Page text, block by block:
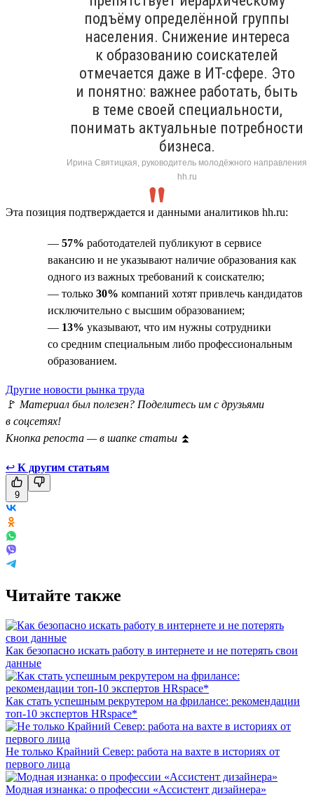
подъёму определённой группы
населения. Снижение интереса
к образованию соискателей
отмечается даже в ИТ-сфере. Это
и понятно: важнее работать, быть
в теме своей специальности,
понимать актуальные потребности
бизнеса.
Ирина Святицкая, руководитель молодёжного направления
hh.ru
Эта позиция подтверждается и данными аналитиков hh.ru:
— 57% работодателей публикуют в сервисе
вакансию и не указывают наличие образования как
одного из важных требований к соискателю;
— только 30% компаний хотят привлечь кандидатов
исключительно с высшим образованием;
— 13% указывают, что им нужны сотрудники
со средним специальным либо профессиональным
образованием.
Другие новости рынка труда
🚩 Материал был полезен? Поделитесь им с друзьями
в соцсетях!
Кнопка репоста — в шапке статьи ⏫
↩ К другим статьям
9
Читайте также
Как безопасно искать работу в интернете и не потерять свои
данные
Как стать успешным рекрутером на фрилансе: рекомендации
топ-10 экспертов HRspace*
Не только Крайний Север: работа на вахте в историях от
первого лица
Модная изнанка: о профессии «Ассистент дизайнера»